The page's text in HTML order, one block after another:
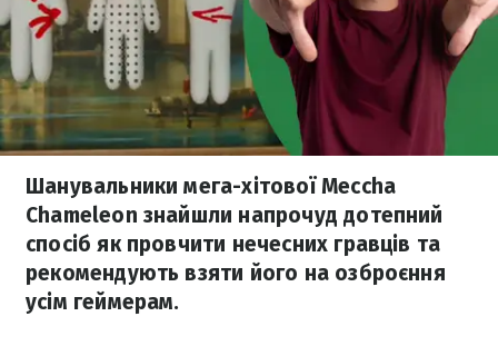
Шанувальники мега-хітової Meccha
Chameleon знайшли напрочуд дотепний
спосіб як провчити нечесних гравців та
рекомендують взяти його на озброєння
усім геймерам.